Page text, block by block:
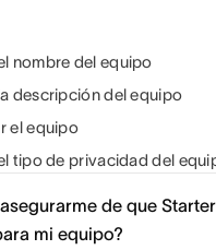
nombre del equipo
descripción del equipo
el equipo
tipo de privacidad del
de que
mi equipo?